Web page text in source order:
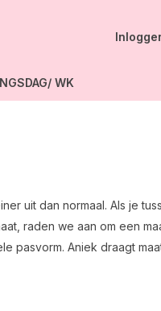
WK
uit dan normaal. Als je
raden we aan om een
pasvorm. Aniek draagt